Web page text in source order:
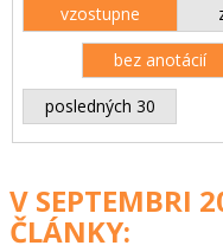
vzostupne
bez anotácií
posledných 30
V SEPTEMBRI
ČLÁNKY: